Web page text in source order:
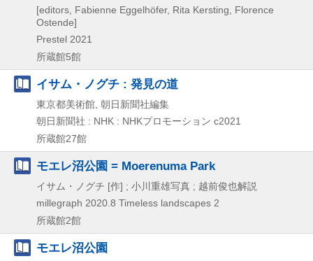
[editors, Fabienne Eggelhöfer, Rita Kersting, Florence
Ostende]
Prestel 2021
所蔵館5館
イサム・ノグチ : 発見の道
東京都美術館, 朝日新聞社編集
朝日新聞社 : NHK : NHKプロモーション c2021
所蔵館27館
モエレ沼公園 = Moerenuma Park
イサム・ノグチ [作] ; 小川重雄写真 ; 越前俊也解説
millegraph 2020.8 Timeless landscapes 2
所蔵館2館
モエレ沼公園